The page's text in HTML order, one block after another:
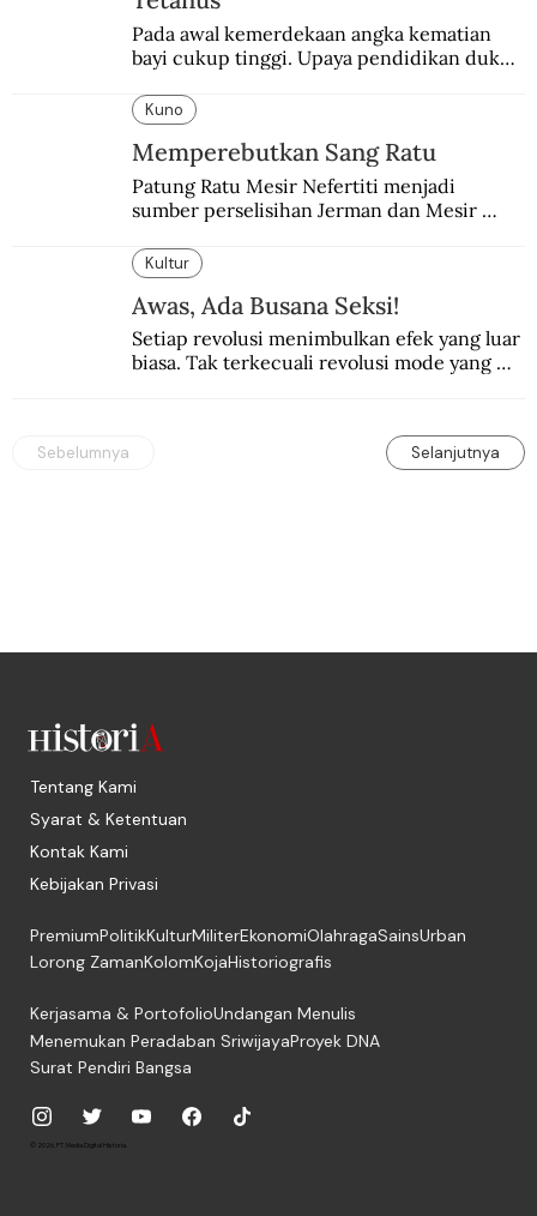
Pada awal kemerdekaan angka kematian
bayi cukup tinggi. Upaya pendidikan dukun
Kuno
Memperebutkan Sang Ratu
Patung Ratu Mesir Nefertiti menjadi
sumber perselisihan Jerman dan Mesir
Kultur
Awas, Ada Busana Seksi!
Setiap revolusi menimbulkan efek yang luar
biasa. Tak terkecuali revolusi mode yang
Sebelumnya Selanjutnya
Tentang Kami
Syarat & Ketentuan
Kontak Kami
Kebijakan Privasi
PremiumPolitikKulturMiliterEkonomiOlahragaSainsUrban
Lorong ZamanKolomKojaHistoriografis
Kerjasama & PortofolioUndangan Menulis
Menemukan Peradaban SriwijayaProyek DNA
Surat Pendiri Bangsa
© 2026, PT. Media Digital Historia.